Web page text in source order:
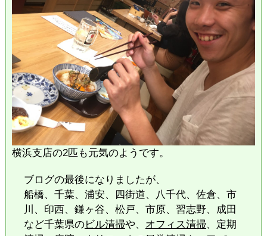
横浜支店の2匹も元気のようです。
ブログの最後になりましたが、
船橋、千葉、浦安、四街道、八千代、佐倉、市
川、印西、鎌ヶ谷、松戸、市原、習志野、成田
など千葉県のビル清掃や、 オフィス清掃、定期